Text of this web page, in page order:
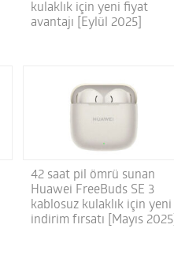
kulaklık için yeni fiyat
avantajı [Eylül 2025]
42 saat pil ömrü sunan
Huawei FreeBuds SE 3
kablosuz kulaklık için yeni
indirim fırsatı [Mayıs 2025]